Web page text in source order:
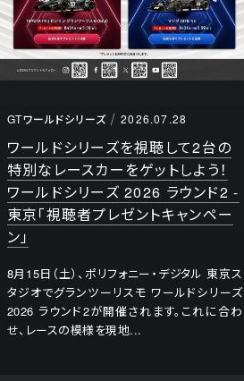
GTワールドシリーズ 2026.07.28
ワールドシリーズを視聴して2台の
特別なレースカーをゲットしよう！
ワールドシリーズ 2026 ラウンド2 -
東京「視聴者プレゼントキャンペー
ン」
8月15日（土）、ポリフォニー・デジタル 東京ス
タジオでグランツーリスモ ワールドシリーズ
2026 ラウンド2が開催されます。これに合わ
せ、レースの模様を現地...